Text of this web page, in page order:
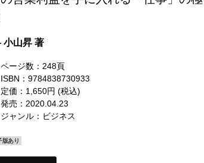
山昇 著
ページ数：248頁
ISBN：9784838730933
定価：1,650円 (税込)
発売：2020.04.23
ジャンル： ビジネス
版あり